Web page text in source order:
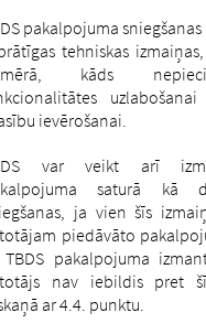
pakalpojuma
tehniskas
kāds
ievērošanai.
var veikt arī
saturā
ja vien šīs
piedāvāto
TBDS pakalpojuma
nav iebildis pret
ar 4.4. punktu.